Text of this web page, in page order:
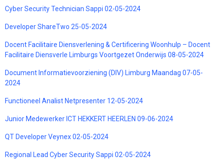
Cyber Security Technician Sappi 02-05-2024
Developer ShareTwo 25-05-2024
Docent Facilitaire Diensverlening & Certificering Woonhulp – Docent
Facilitaire Diensverle Limburgs Voortgezet Onderwijs 08-05-2024
Document Informatievoorziening (DIV) Limburg Maandag 07-05-
2024
Functioneel Analist Netpresenter 12-05-2024
Junior Medewerker ICT HEKKERT HEERLEN 09-06-2024
QT Developer Veynex 02-05-2024
Regional Lead Cyber Security Sappi 02-05-2024